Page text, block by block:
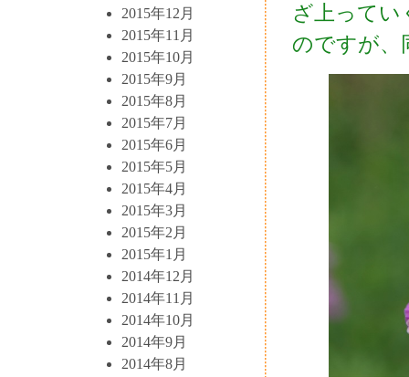
2015年12月
2015年11月
2015年10月
2015年9月
2015年8月
2015年7月
2015年6月
2015年5月
2015年4月
2015年3月
2015年2月
2015年1月
2014年12月
2014年11月
2014年10月
2014年9月
2014年8月
ざ上ってい
のですが、